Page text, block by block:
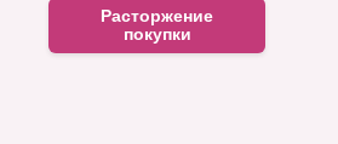
Расторжение
покупки